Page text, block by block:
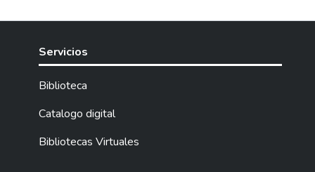
fundamentales, las mismas que se
Investigación en donde fue necesario dar
Carrera de Ingeniería Comercial como es la
Servicios
Biblioteca
Catalogo digital
Bibliotecas Virtuales